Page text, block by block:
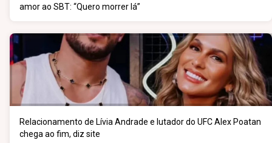
amor ao SBT: “Quero morrer lá”
Relacionamento de Lívia Andrade e lutador do UFC Alex Poatan
chega ao fim, diz site